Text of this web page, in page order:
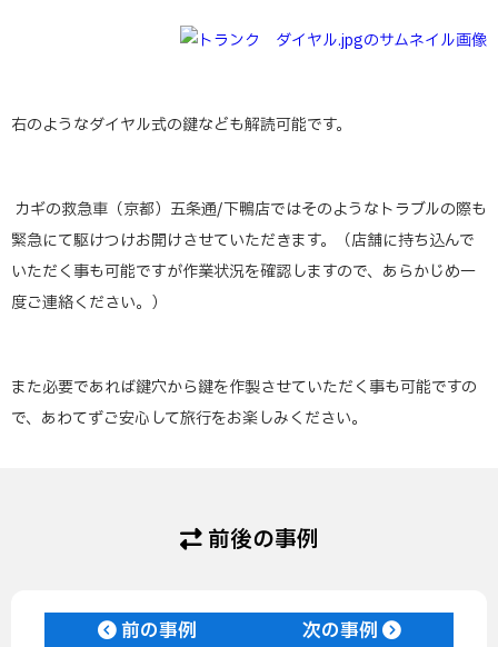
右のようなダイヤル式の鍵なども解読可能です。
カギの救急車（京都）五条通/下鴨店ではそのようなトラブルの際も
緊急にて駆けつけお開けさせていただきます。（店舗に持ち込んで
いただく事も可能ですが作業状況を確認しますので、あらかじめ一
度ご連絡ください。）
また必要であれば鍵穴から鍵を作製させていただく事も可能ですの
で、あわてずご安心して旅行をお楽しみください。
前後の事例
前の事例 次の事例